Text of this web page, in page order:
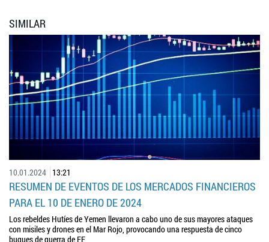
SIMILAR
10.01.2024 13:21
RESUMEN DE EVENTOS DE LOS MERCADOS FINANCIEROS
PARA EL 10 DE ENERO DE 2024
Los rebeldes Hutíes de Yemen llevaron a cabo uno de sus mayores ataques
con misiles y drones en el Mar Rojo, provocando una respuesta de cinco
buques de guerra de EE…